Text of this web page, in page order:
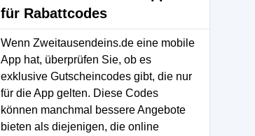
für Rabattcodes
Wenn Zweitausendeins.de eine mobile
App hat, überprüfen Sie, ob es
exklusive Gutscheincodes gibt, die nur
für die App gelten. Diese Codes
können manchmal bessere Angebote
bieten als diejenigen, die online